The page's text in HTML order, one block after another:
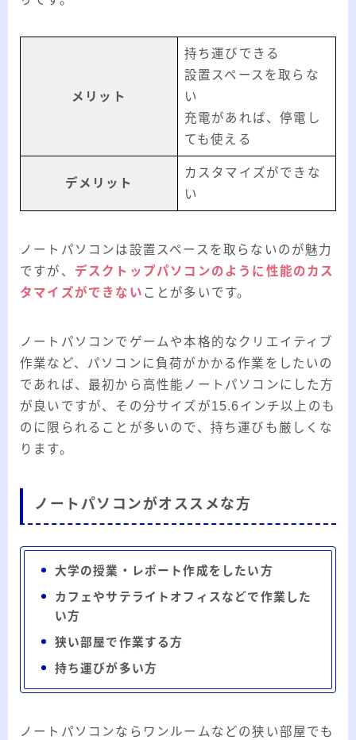
メリット
持ち運びできる
設置スペースを取らな
い
充電があれば、停電し
ても使える
デメリット
カスタマイズができな
い
ノートパソコンは設置スペースを取らないのが魅力
ですが、 デスクトップパソコンのように性能のカス
タマイズができない ことが多いです。
ノートパソコンでゲームや本格的なクリエイティブ
作業など、パソコンに負荷がかかる作業をしたいの
であれば、最初から高性能ノートパソコンにした方
が良いですが、その分サイズが15.6インチ以上のも
のに限られることが多いので、持ち運びも厳しくな
ります。
ノートパソコンがオススメな方
大学の授業・レポート作成をしたい方
カフェやサテライトオフィスなどで作業した
い方
狭い部屋で作業する方
持ち運びが多い方
ノートパソコンならワンルームなどの狭い部屋でも